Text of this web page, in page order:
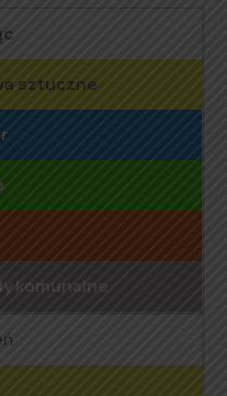
sztuczne
komunalne